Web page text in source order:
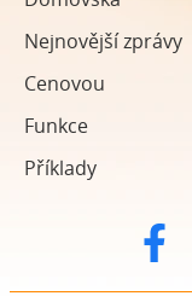
Nejnovější zprávy
Cenovou
Funkce
Příklady